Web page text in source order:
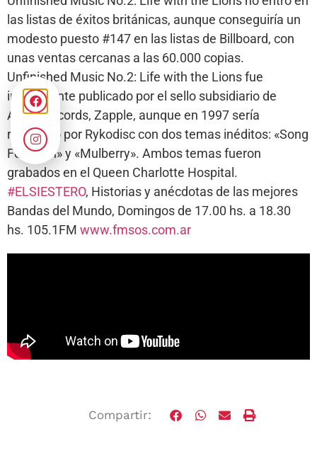
las listas de éxitos británicas, aunque conseguiría un
modesto puesto #147 en las listas de Billboard, con
unas ventas cercanas a las 60.000 copias.
Unfinished Music No.2: Life with the Lions fue
inicialmente publicado por el sello subsidiario de
Apple Records, Zapple, aunque en 1997 sería
reeditado por Rykodisc con dos temas inéditos: «Song
For John» y «Mulberry». Ambos temas fueron
grabados en el Queen Charlotte Hospital.
#ELSIESTERO, Historias y anécdotas de las mejores
Bandas del Mundo, Domingos de 17.00 hs. a 18.30
hs. 105.1FM www.fmsos.com.ar
Compartir: